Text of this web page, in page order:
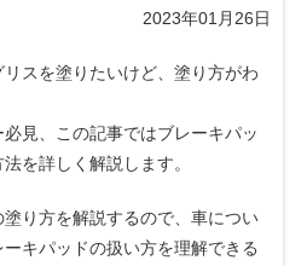
2023年01月26日
リスを塗りたいけど、塗り方がわ
見、この記事ではブレーキパッ
を詳しく解説します。
り方を解説するので、車につい
キパッドの扱い方を理解できる